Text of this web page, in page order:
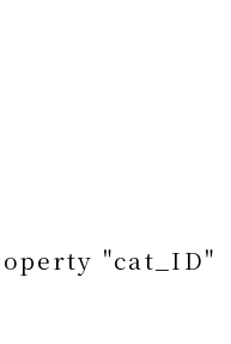
"cat_ID"